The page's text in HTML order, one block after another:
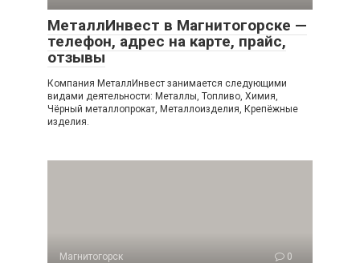
МеталлИнвест в Магнитогорске —
телефон, адрес на карте, прайс,
отзывы
Компания МеталлИнвест занимается следующими
видами деятельности: Металлы, Топливо, Химия,
Чёрный металлопрокат, Металлоизделия, Крепёжные
изделия.
Магнитогорск 0